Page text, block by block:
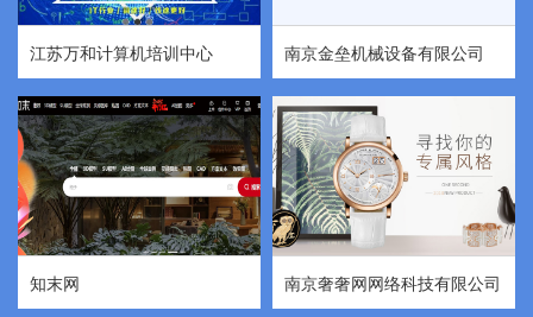
江苏万和计算机培训中心 南京金垒机械设备有限公司
知末网 南京奢奢网网络科技有限公司